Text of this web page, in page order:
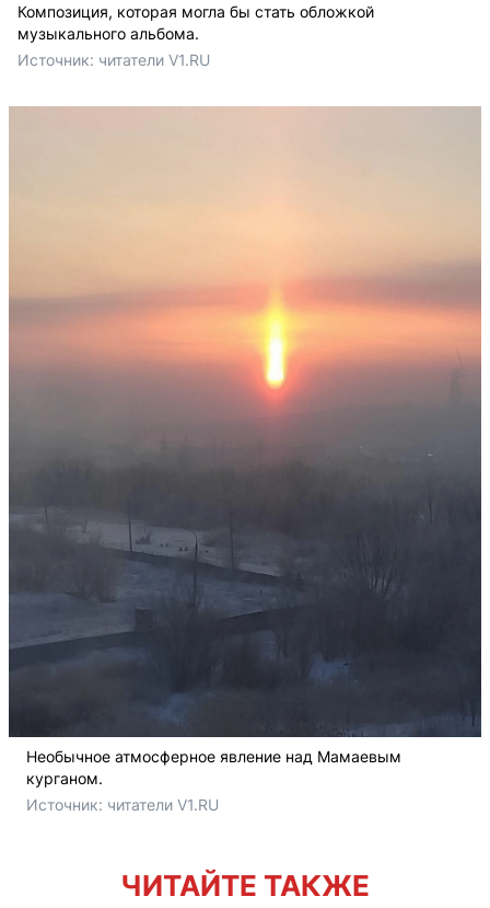
Композиция, которая могла бы стать обложкой
музыкального альбома.
Источник: читатели V1.RU
Необычное атмосферное явление над Мамаевым
курганом.
Источник: читатели V1.RU
ЧИТАЙТЕ ТАКЖЕ